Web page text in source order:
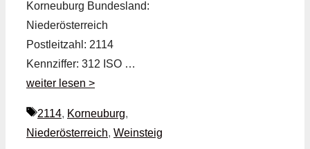
Korneuburg Bundesland:
Niederösterreich
Postleitzahl: 2114
Kennziffer: 312 ISO …
weiter lesen >
Schlagwörter
2114, Korneuburg,
Niederösterreich, Weinsteig